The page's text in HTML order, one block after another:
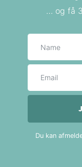
… og få
Du kan